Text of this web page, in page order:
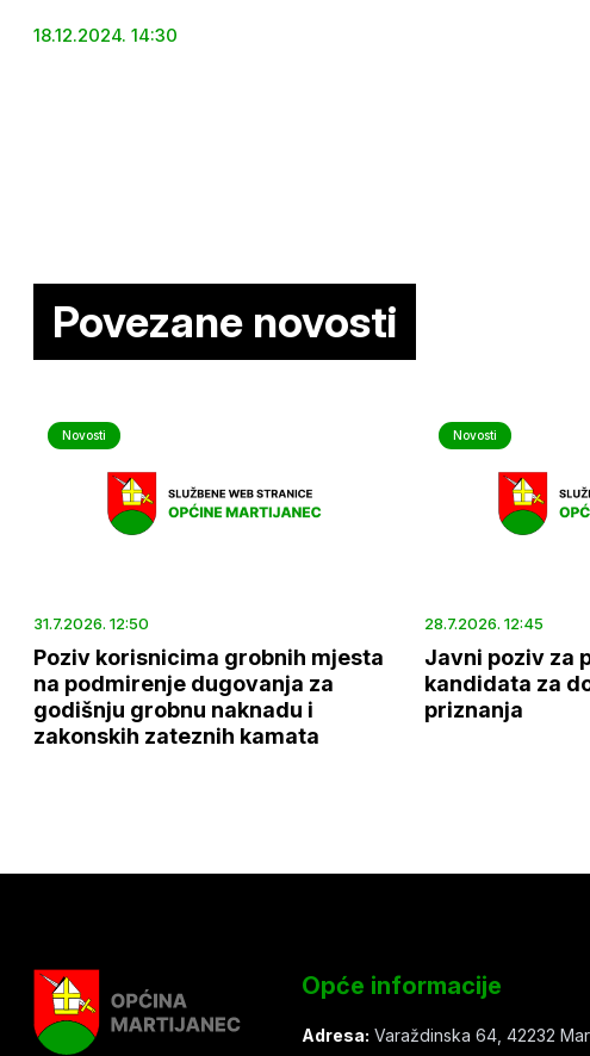
18.12.2024. 14:30
Povezane novosti
Novosti
31.7.2026. 12:50
Poziv korisnicima grobnih mjesta
na podmirenje dugovanja za
godišnju grobnu naknadu i
zakonskih zateznih kamata
Novosti
28.7.2026. 12:45
Javni poziv za
kandidata za
priznanja
Opće informacije
Adresa: Varaždinska 64, 42232